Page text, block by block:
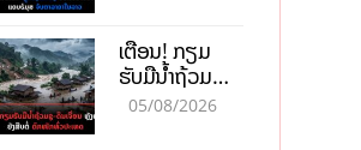
ລາວ
ເຕືອນ! ກຽມ
ຮັບມືນໍ້າຖ້ວມ
ກະທັນຫັນ-ດິນ
05/08/2026